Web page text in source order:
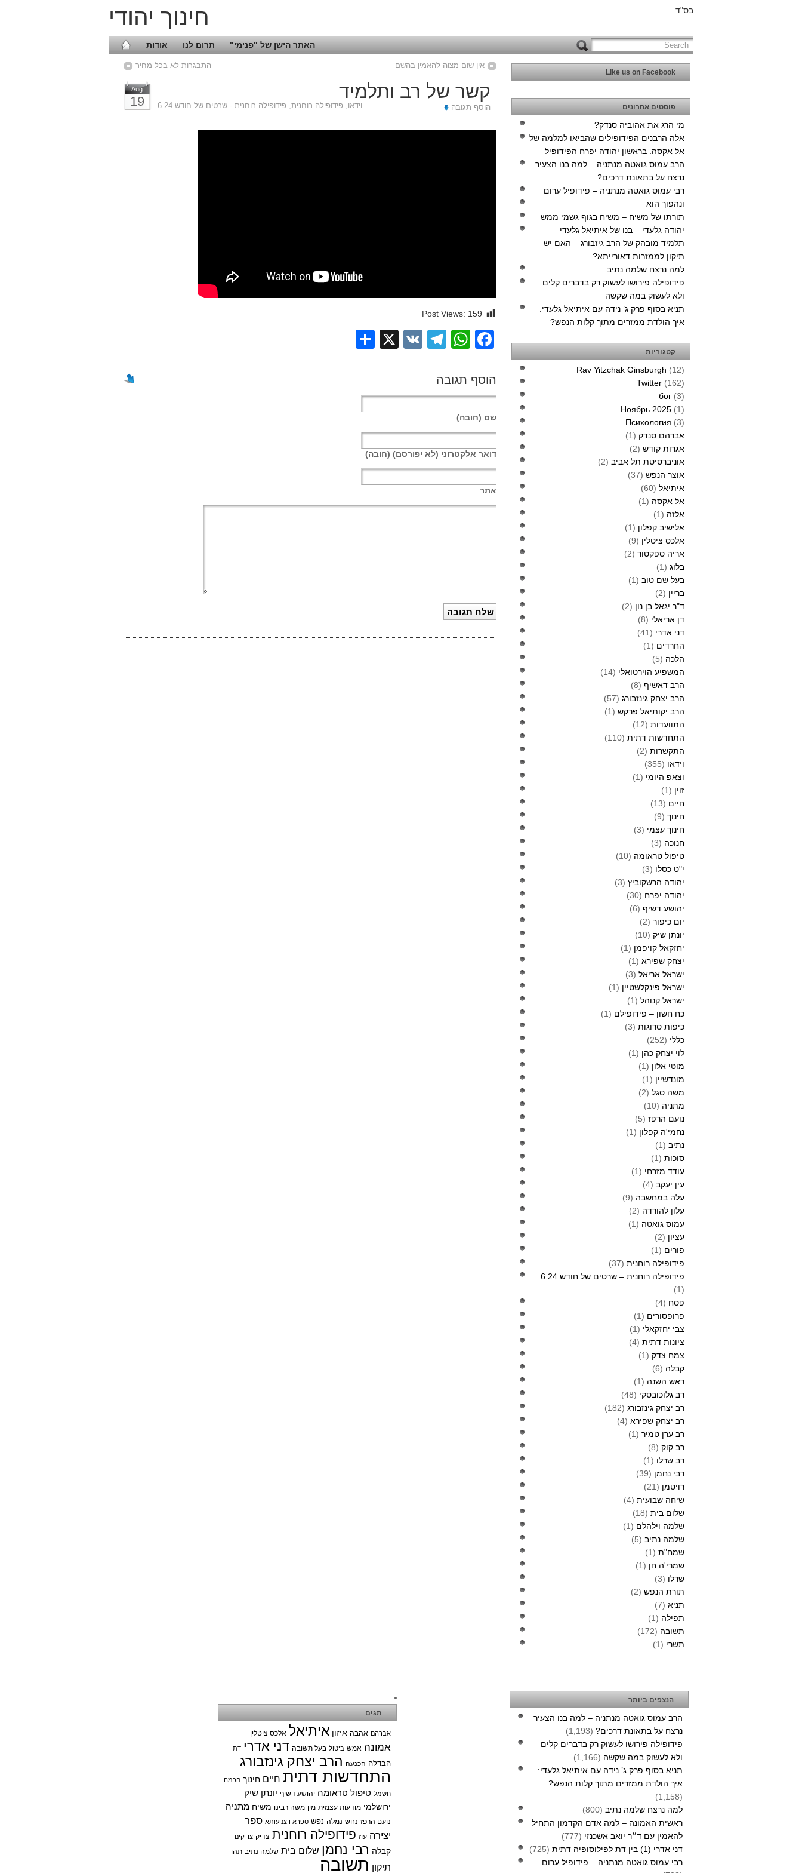
בס"ד חינוך יהודי
אודות תרום לנו האתר הישן של "פנימי"
התבגרות לא בכל מחיר אין שום מצוה להאמין בהשם
Aug
19 קשר של רב ותלמיד
וידאו, פידופילה רוחנית, פידופילה רוחנית - שרטים של חודש 6.24 הוסף תגובה
Post Views: 159
Facebook
WhatsApp
Telegram
VK
X
הוסף תגובה
שם (חובה)
דואר אלקטרוני (לא יפורסם) (חובה)
אתר
Like us on Facebook
פוסטים אחרונים
מי הרג את אהוביה סנדק?
אלה הרבנים הפידופילים שהביאו למלמה של
אל אקסה. בראשון יהודה יפרח הפידופיל
הרב עמוס גואטה מנתניה – למה בנו הצעיר
נרצח על בתאונת דרכים?
רבי עמוס גואטה מנתניה – פידופיל ערום
ונהפוך הוא
תורתו של משיח – משיח בגוף גשמי ממש
יהודה גלעדי – בנו של איתיאל גלעדי –
תלמיד מובהק של הרב גיזבורג – האם יש
תיקון לממזרות דאורייתא?
למה נרצח שלמה נתיב
פידופילה פירושו לעשוק רק בדברים קלים
ולא לעשוק במה שקשה
תניא בסוף פרק ג’ נידה עם איתיאל גלעדי:
איך הולדת ממזרים מתוך קלות הנפש?
קטגוריות
Rav Yitzchak Ginsburgh (12)
Twitter (162)
бог (3)
Ноябрь 2025 (1)
Психология (3)
אברהם סנדק (1)
אגרות קודש (2)
אוניברסיטת תל אביב (2)
אוצר הנפש (37)
איתיאל (60)
אל אקסה (1)
אלזה (1)
אלישיב קפלון (1)
אלכס ציטלין (9)
אריה ספקטור (2)
בלוג (1)
בעל שם טוב (1)
בריין (2)
ד"ר יגאל בן נון (2)
דן אריאלי (8)
דני אדרי (41)
החרדים (1)
הלכה (5)
המשפיע הוירטואלי (14)
הרב דאשיף (8)
הרב יצחק גינזבורג (57)
הרב יקותיאל פרקש (1)
התוועדות (12)
התחדשות דתית (110)
התקשרות (2)
וידאו (355)
וצאפ היומי (1)
זוין (1)
חיים (13)
חינוך (9)
חינוך עצמי (3)
חנוכה (3)
טיפול טראומה (10)
י"ט כסלו (3)
יהודה הרשקוביץ (3)
יהודה יפרח (30)
יהושע דשיף (6)
יום כיפור (2)
יונתן שיק (10)
יחזקאל קויפמן (1)
יצחק שפירא (1)
ישראל אריאל (3)
ישראל פינקלשטיין (1)
ישראל קנוהל (1)
כח חשון – פידופילם (1)
כיפות סרוגות (3)
כללי (252)
לוי יצחק כהן (1)
מוטי אלון (1)
מונדשיין (1)
משה סגל (2)
מתניה (10)
נועם הרפז (5)
נחמי'ה קפלון (1)
נתיב (1)
סוכות (1)
עודד מזרחי (1)
עין יעקב (4)
עלה במחשבה (9)
עלון להורדה (2)
עמוס גואטה (1)
עציון (2)
פורים (1)
פידופילה רוחנית (37)
פידופילה רוחנית – שרטים של חודש 6.24
(1)
פסח (4)
פרופסורים (1)
צבי יחזקאלי (1)
ציונות דתית (4)
צמח צדק (1)
קבלה (6)
ראש השנה (1)
רב גלוכובסקי (48)
רב יצחק גינזבורג (182)
רב יצחק שפירא (4)
רב ערן טמיר (1)
רב קוק (8)
רב שרלו (1)
רבי נחמן (39)
רויטמן (21)
שיחה שבועית (4)
שלום בית (18)
שלמה וילהלם (1)
שלמה נתיב (5)
שמח"ת (1)
שמרי'ה חן (1)
שרלו (3)
תורת הנפש (2)
תניא (7)
תפילה (1)
תשובה (172)
תשרי (1)
הנצפים ביותר
הרב עמוס גואטה מנתניה – למה בנו הצעיר
נרצח על בתאונת דרכים? (1,193)
פידופילה פירושו לעשוק רק בדברים קלים
ולא לעשוק במה שקשה (1,166)
תניא בסוף פרק ג’ נידה עם איתיאל גלעדי:
איך הולדת ממזרים מתוך קלות הנפש?
(1,158)
למה נרצח שלמה נתיב (800)
ראשית האמונה – למה אדם הקדמון התחיל
להאמין עם ד״ר יואב אשכנזי (777)
דני אדרי (1) בין דת לפילוסופיה דתית
(725)
רבי עמוס גואטה מנתניה – פידופיל ערום
תגים
אברהם אהבה איזון איתיאל אלכס ציטלין
אמונה אמש ביטול בעל תשובה דני אדרי דת
הבדלה הכנעה הרב יצחק גינזבורג
התחדשות דתית חיים חינוך חכמה
חשמל טיפול טראומה יהושע דשיף יונתן שיק
ירושלמי מודעות עצמית מין משה רבינו משיח מתניה
נועם הרפז נחש נמלה נפש ספרא דצניעותא ספר
יצירה עוז פידופילה רוחנית צדיק צדיקים
קבלה רבי נחמן שלום בית שלמה נתיב תהו
תיקון תשובה